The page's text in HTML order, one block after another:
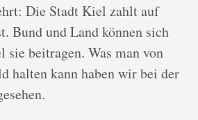
Die Stadt Kiel zahlt auf
Bund und Land können sich
sie beitragen. Was man von
halten kann haben wir bei der